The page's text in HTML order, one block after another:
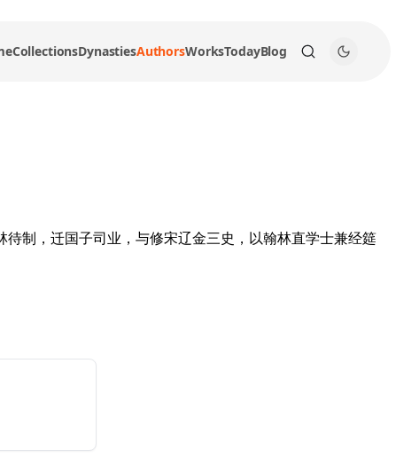
CollectionsDynastiesAuthorsWorksTodayBlog
制，迁国子司业，与修宋辽金三史，以翰林直学士兼经筵